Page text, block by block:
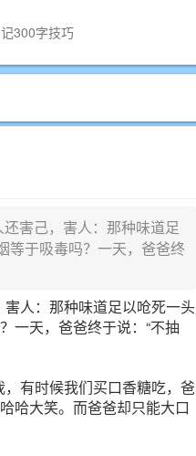
300字技巧
害己，害人：那种味道足
等于吸毒吗？一天，爸爸终
人：那种味道足以呛死一头
一天，爸爸终于说：“不抽
有时候我们买口香糖吃，爸
哈大笑。而爸爸却只能大口